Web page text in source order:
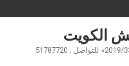
الكويت